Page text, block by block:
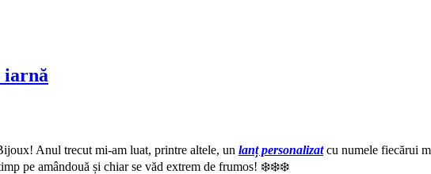
iarnă
Anul trecut mi-am luat, printre altele, un lanț personalizatcu numele fiecărui
pe amândouă și chiar se văd extrem de frumos! ❄️❄️❄️